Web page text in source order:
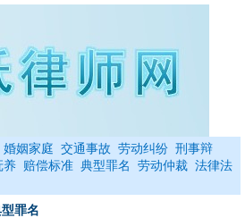
婚姻家庭 交通事故 劳动纠纷 刑事辩
养 赔偿标准 典型罪名 劳动仲裁 法律法
罪名